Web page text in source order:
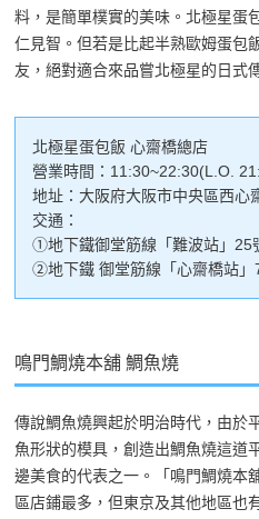
料，是簡單樸實的美味。北極星蛋
仁見智。但若是比起半熟歐姆蛋包
友，絕對適合來品嘗北極星的日式
北極星蛋包飯 心齋橋總店
營業時間：11:30~22:30(L.O.
地址：大阪府大阪市中央區西心
交通：
①地下鐵御堂筋線「難波站」25
②地下鐵 御堂筋線「心齋橋站」
鳴門鯛燒本舖 鯛魚燒
傳說鯛魚燒興起於明治時代，由於
魚形狀的模具，創造出鯛魚燒這道
邊美食的代表之一。「鳴門鯛燒本
區店鋪最多，但東京及其他地區也